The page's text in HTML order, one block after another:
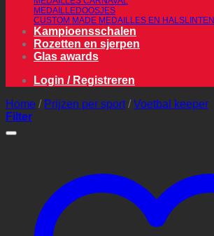
MEDAILLEDOOSJES
CUSTOM MADE MEDAILLES EN HALSLINTEN
Kampioensschalen
Rozetten en sjerpen
Glas awards
Login / Registreren
Home / Prijzen per sport / Voetbal keeper
Filter